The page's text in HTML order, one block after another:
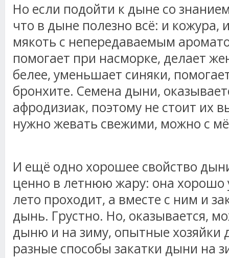
Но если подойти к дыне со
что в дыне полезно всё: и кожура,
мякоть с непередаваемым
помогает при насморке, делает
белее, уменьшает синяки,
бронхите. Семена дыни,
афродизиак, поэтому не стоит их
нужно жевать свежими, можно с
И ещё одно хорошее свойство
ценно в летнюю жару: она хорошо
лето проходит, а вместе с ним и
дынь. Грустно. Но, оказывается,
дыню и на зиму, опытные хозяйки
разные способы закатки дыни на